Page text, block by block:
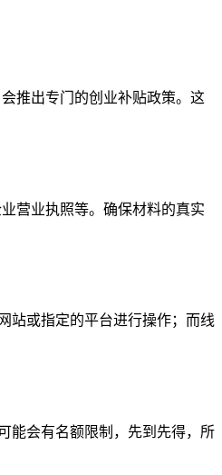
推出专门的创业补贴政策。这
营业执照等。确保材料的真实
站或指定的平台进行操作；而线
能会有名额限制，先到先得，所